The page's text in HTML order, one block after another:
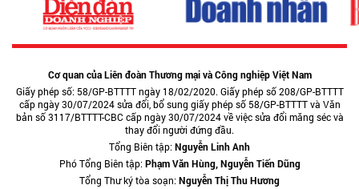
Cơ quan của Liên đoàn Thương mại và Công nghiệp Việt Nam
Giấy phép số: 58/GP-BTTTT ngày 18/02/2020. Giấy phép số 208/GP-BTTTT
cấp ngày 30/07/2024 sửa đổi, bổ sung giấy phép số 58/GP-BTTTT và Văn
bản số 3117/BTTTT-CBC cấp ngày 30/07/2024 về việc sửa đổi măng séc và
thay đổi người đứng đầu.
Tổng Biên tập:Nguyễn Linh Anh
Phó Tổng Biên tập:Phạm Văn Hùng, Nguyễn Tiến Dũng
Tổng Thư ký tòa soạn:Nguyễn Thị Thu Hương